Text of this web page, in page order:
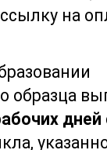
как
может
на
образца
дней